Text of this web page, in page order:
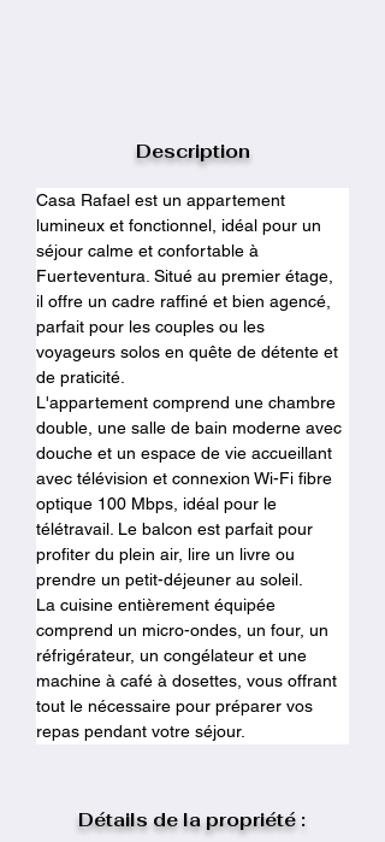
Description
Casa Rafael est un appartement
lumineux et fonctionnel, idéal pour un
séjour calme et confortable à
Fuerteventura. Situé au premier étage,
il offre un cadre raffiné et bien agencé,
parfait pour les couples ou les
voyageurs solos en quête de détente et
de praticité.
L'appartement comprend une chambre
double, une salle de bain moderne avec
douche et un espace de vie accueillant
avec télévision et connexion Wi-Fi fibre
optique 100 Mbps, idéal pour le
télétravail. Le balcon est parfait pour
profiter du plein air, lire un livre ou
prendre un petit-déjeuner au soleil.
La cuisine entièrement équipée
comprend un micro-ondes, un four, un
réfrigérateur, un congélateur et une
machine à café à dosettes, vous offrant
tout le nécessaire pour préparer vos
repas pendant votre séjour.
Détails de la propriété :